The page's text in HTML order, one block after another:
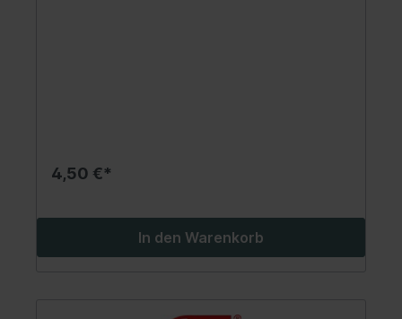
4,50 €*
In den Warenkorb